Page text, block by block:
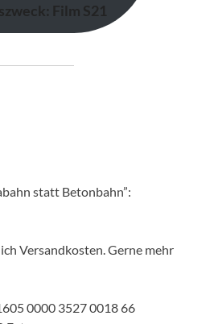
Film S21
statt Betonbahn”:
Versandkosten. Gerne mehr
0000 3527 0018 66